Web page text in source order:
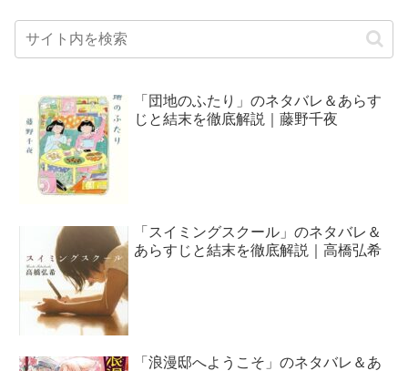
「団地のふたり」のネタバレ＆あらす
じと結末を徹底解説｜藤野千夜
「スイミングスクール」のネタバレ＆
あらすじと結末を徹底解説｜高橋弘希
「浪漫邸へようこそ」のネタバレ＆あ